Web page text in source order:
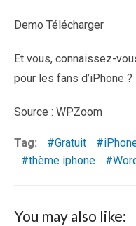
Demo Télécharger
Et vous, connaissez-
pour les fans d’iPhone ?
Source : WPZoom
Tag: Gratuit
thème iphone
You may also like: